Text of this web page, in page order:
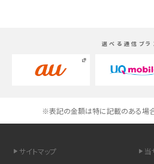
高校生にスマホ制限は必要？所持率やメリット
スマホのネット通信速度が遅い原因は？すぐ
選べる通信ブラ
※表記の金額は特に記載のある場
サイトマップ
当